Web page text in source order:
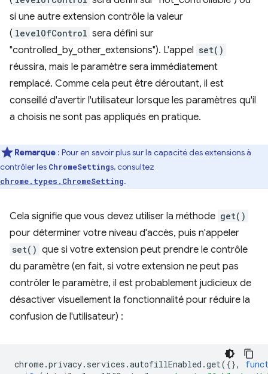
si une autre extension contrôle la valeur
( levelOfControl sera défini sur
"controlled_by_other_extensions"). L'appel set()
réussira, mais le paramètre sera immédiatement
remplacé. Comme cela peut être déroutant, il est
conseillé d'avertir l'utilisateur lorsque les paramètres qu'il
a choisis ne sont pas appliqués en pratique.
Remarque : Pour en savoir plus sur la capacité des extensions à
contrôler les ChromeSettings, consultez
chrome.types.ChromeSetting.
Cela signifie que vous devez utiliser la méthode get()
pour déterminer votre niveau d'accès, puis n'appeler
set() que si votre extension peut prendre le contrôle
du paramètre (en fait, si votre extension ne peut pas
contrôler le paramètre, il est probablement judicieux de
désactiver visuellement la fonctionnalité pour réduire la
confusion de l'utilisateur) :
chrome.privacy. services .autofillEnabled .get({},